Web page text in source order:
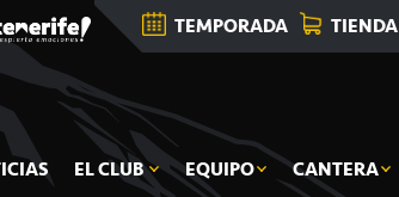
TEMPORADA TIENDA
EL CLUB EQUIPO CANTERA